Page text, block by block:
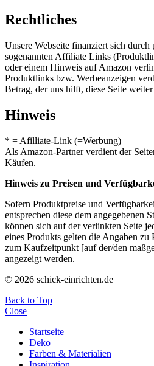
Rechtliches
Unsere Webseite finanziert sich durch
sogenannten Affiliate Links
oder einem Hinweis auf Amazon
Produktlinks bzw. Werbeanzeigen
Betrag, der uns hilft, diese Seite weiter
Hinweis
* = Afilliate-Link (=Werbung)
Als Amazon-Partner verdient der
Käufen.
Hinweis zu Preisen und
Sofern Produktpreise und
entsprechen diese dem angegebenen
können sich auf der verlinkten Seite
eines Produkts gelten die Angaben
zum Kaufzeitpunkt [auf der/den
angezeigt werden.
© 2026 schick-einrichten.de
Back to Top
Close
Startseite
Deko
Farben & Materialien